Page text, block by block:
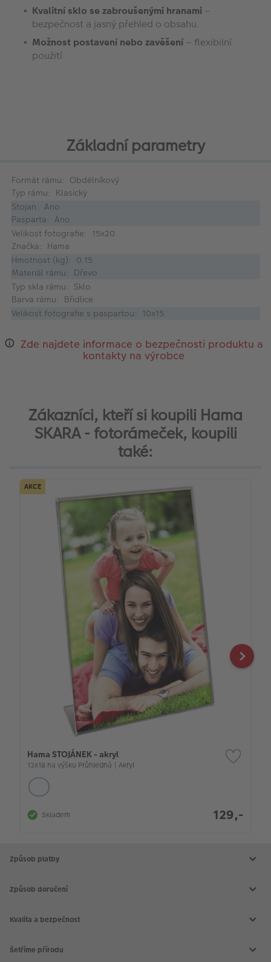
Kvalitní sklo se zabroušenými hranami –
bezpečnost a jasný přehled o obsahu.
Možnost postavení nebo zavěšení – flexibilní
použití
Základní parametry
Formát rámu: Obdélníkový
Typ rámu: Klasický
Stojan: Ano
Pasparta: Ano
Velikost fotografie: 15x20
Značka: Hama
Hmotnost (kg): 0.15
Materiál rámu: Dřevo
Typ skla rámu: Sklo
Barva rámu: Břidlice
Velikost fotografie s paspartou: 10x15
Zde najdete informace o bezpečnosti produktu a
kontakty na výrobce
Zákazníci, kteří si koupili Hama
SKARA - fotorámeček, koupili
také:
AKCE
Hama STOJÁNEK - akryl
13x18 na výšku Průhledná | Akryl
Skladem 129,-
Způsob platby
Způsob doručení
Kvalita a bezpečnost
Šetříme přírodu